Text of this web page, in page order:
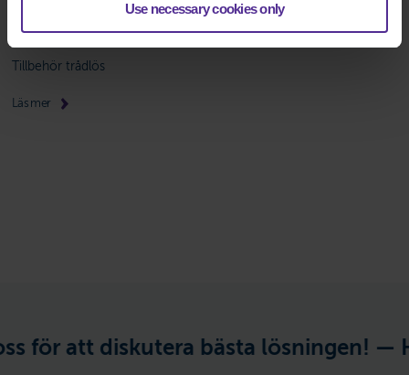
Use necessary cookies only
Tillbehörsserie
Tillbehör trådlös
Läs mer
att diskutera bästa lösningen! —